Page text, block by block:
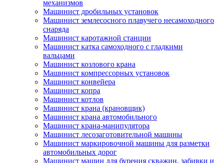
механизмов
Машинист дробильных установок
Машинист землесосного плавучего несамоходного
снаряда
Машинист каротажной станции
Машинист катка самоходного с гладкими
вальцами
Машинист козлового крана
Машинист компрессорных установок
Машинист конвейера
Машинист копра
Машинист котлов
Машинист крана (крановщик)
Машинист крана автомобильного
Машинист крана-манипулятора
Машинист лесозаготовительной машины
Машинист маркировочной машины для разметки
автомобильных дорог
Машинист машин для бурения скважин, забивки и